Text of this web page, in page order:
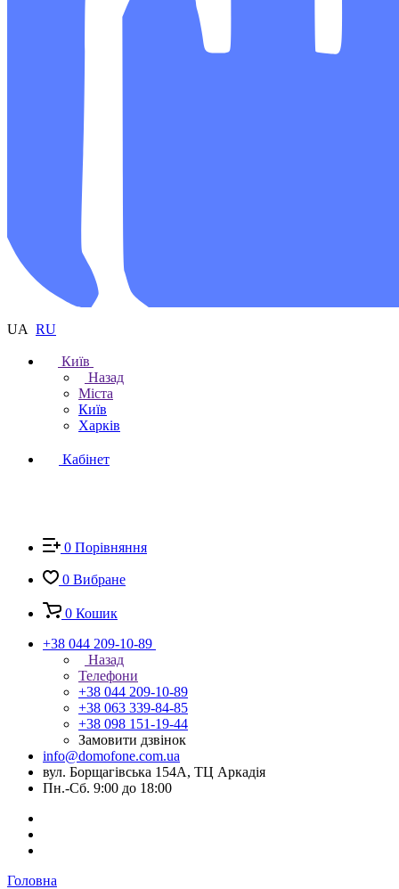
UA RU
Київ
Назад
Міста
Київ
Харків
Кабінет
0 Порівняння
0 Вибране
0 Кошик
+38 044 209-10-89
Назад
Телефони
+38 044 209-10-89
+38 063 339-84-85
+38 098 151-19-44
Замовити дзвінок
info@domofone.com.ua
вул. Борщагівська 154А, ТЦ Аркадія
Пн.-Сб. 9:00 до 18:00
Головна